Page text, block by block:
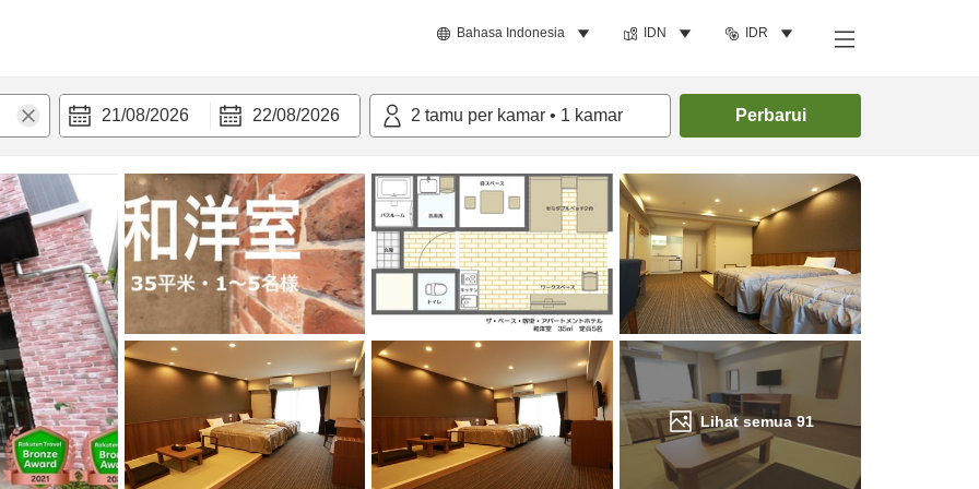
Bahasa Indonesia IDN IDR
21/08/2026 22/08/2026 2 tamu per kamar • 1 kamar Perbarui
Lihat semua91
Cari kamar